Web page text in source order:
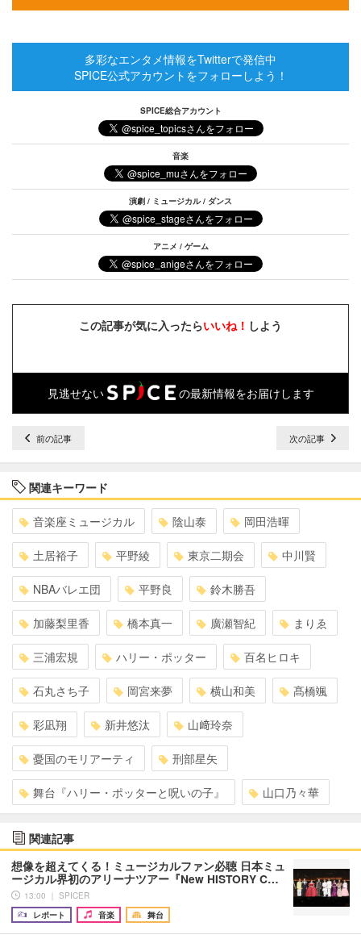
多彩なエンタメ情報をTwitterで発信中
SPICE公式アカウントをフォローしよう！
SPICE総合アカウント
音楽
演劇 / ミュージカル / ダンス
アニメ / ゲーム
この記事が気に入ったらいいね！ しよう
見逃せない の最新情報をお届けします
前の記事 次の記事
関連キーワード
音楽座ミュージカル 陰山泰 岡田浩暉
土居裕子 平野綾 東京二期会 中川賢
NBAバレエ団 平野良 鈴木勝吾
加藤梨里香 橋本真一 廣瀬智紀 まりゑ
三浦宏規 ハリー・ポッター 百名ヒロキ
石丸さち子 岡宮来夢 横山和美 髙橋颯
彩凪翔 新井悠汰 山﨑玲奈
憂国のモリアーティ 刑部星矢
舞台『ハリー・ポッターと呪いの子』 山口乃々華
関連記事
想像を超えてくる！ミュージカルファン必聴 日本ミュ
ージカル界初のアリーナツアー『New HISTORY C…
13:00 ｜ SPICER
レポート
音楽 舞台